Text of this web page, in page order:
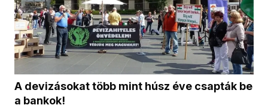
A devizásokat több mint húsz éve csapták be
a bankok!